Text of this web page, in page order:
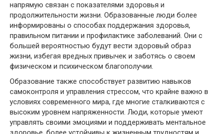
напрямую связан с показателями здоровья и
продолжительности жизни. Образованные люди более
информированы о способах поддержания здоровья,
правильном питании и профилактике заболеваний. Они с
большей вероятностью будут вести здоровый образ
жизни, избегая вредных привычек и заботясь о своем
физическом и психическом благополучии.
Образование также способствует развитию навыков
самоконтроля и управления стрессом, что крайне важно в
условиях современного мира, где многие сталкиваются с
высоким уровнем напряженности. Люди, которые умеют
управлять своими эмоциями и поддерживать ментальное